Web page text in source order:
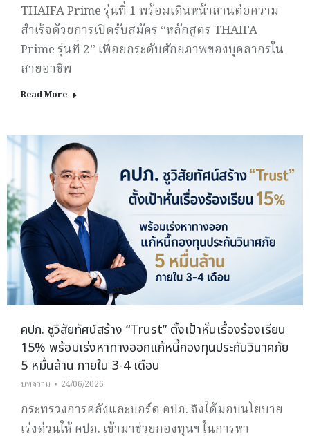
THAIFA Prime รุ่นที่ 1 พร้อมเดินหน้าสานต่อความ
สำเร็จด้วยการเปิดรับสมัคร “หลักสูตร THAIFA
Prime รุ่นที่ 2” เพื่อยกระดับศักยภาพของบุคลากรใน
สายอาชีพ
Read More
คปภ. ชูวิสัยทัศน์สร้าง “Trust” ตั้งเป้าหั่นเรื่องร้องเรียน
15% พร้อมเร่งหาทางออกแก้หนี้กองทุนประกันวินาศภัย
5 หมื่นล้าน ภายใน 3-4 เดือน
บทความ 24/06/2026
กระทรวงการคลังและบอร์ด คปภ. จึงได้มอบนโยบาย
เร่งด่วนให้ คปภ. เข้ามาช่วยกองทุนฯ ในการหา